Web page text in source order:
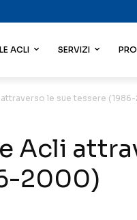
LE ACLI SERVIZI
attraverso le sue tessere
Acli
2000)